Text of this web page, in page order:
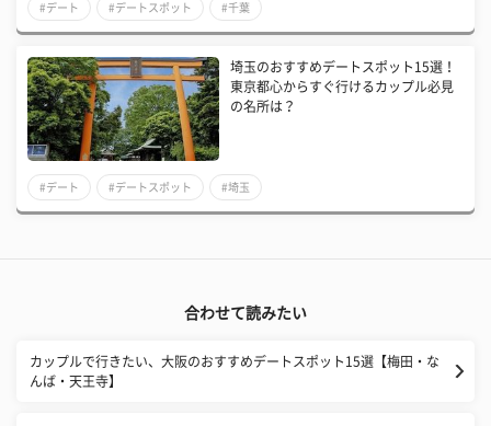
#デート #デートスポット #千葉
埼玉のおすすめデートスポット15選！
東京都心からすぐ行けるカップル必見
の名所は？
#デート #デートスポット #埼玉
合わせて読みたい
カップルで行きたい、大阪のおすすめデートスポット15選【梅田・な
んば・天王寺】